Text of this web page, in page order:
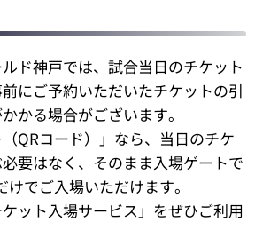
ド神戸では、試合当日のチケット
にご予約いただいたチケットの引
かる場合がございます。
（QRコード）」なら、当日のチケ
要はなく、そのまま入場ゲートで
でご入場いただけます。
ット入場サービス」をぜひご利用